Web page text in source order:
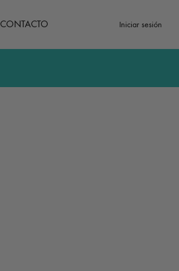
CONTACTO Iniciar sesión